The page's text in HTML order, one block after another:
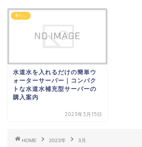
暮らし
水道水を入れるだけの簡単ウ
ォーターサーバー｜コンパク
トな水道水補充型サーバーの
購入案内
2023年3月15日
HOME 2023年 3月